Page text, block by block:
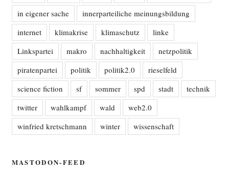
in eigener sache
innerparteiliche meinungsbildung
internet
klimakrise klimaschutz
linke
Linkspartei
makro nachhaltigkeit
netzpolitik
piratenpartei
politik politik2.0
rieselfeld
science fiction
sf sommer spd stadt
technik
twitter
wahlkampf wald
web2.0
winfried kretschmann
winter wissenschaft
MASTODON-FEED